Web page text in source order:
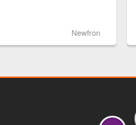
Newfron